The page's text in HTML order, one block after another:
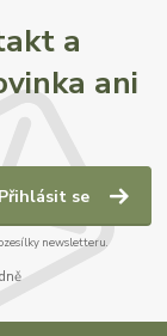
a
ani
Přihlásit se
newsletteru.